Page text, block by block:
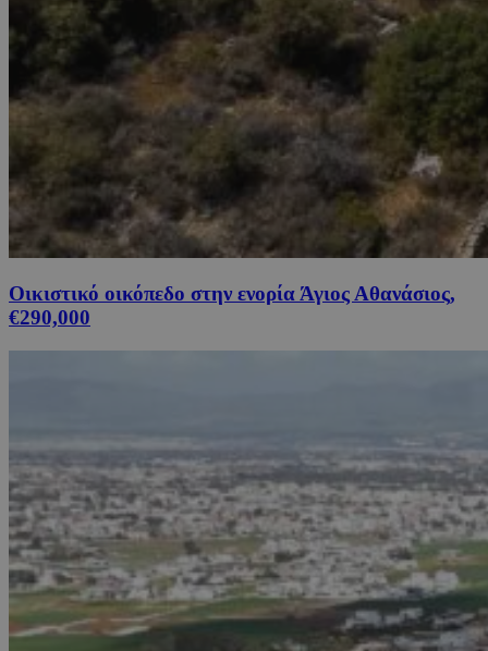
Οικιστικό οικόπεδο στην ενορία Άγιος Αθανάσιος,
€290,000